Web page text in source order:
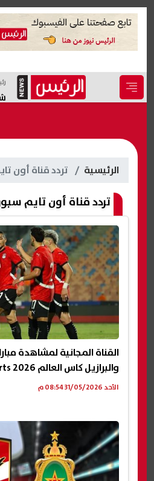
الرئيسية تردد قناة أون
تردد قناة أون تايم
القناة المجانية لمشاهدة
والبرازيل كاس العالم 2026 ON Time Sports
الأحد 31/05/2026 08:54 م